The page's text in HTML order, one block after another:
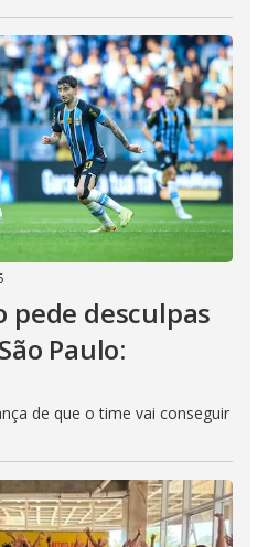
pede desculpas
Paulo:
de que o time vai conseguir